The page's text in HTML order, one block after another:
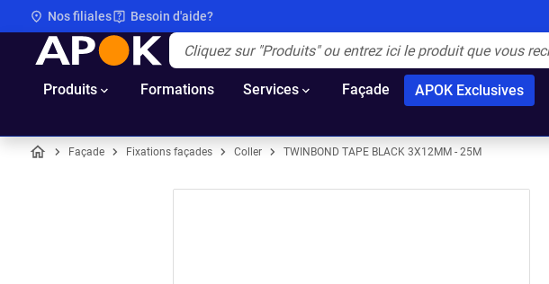
Nos filiales Besoin d'aide?
APOK
Produits Formations Services Façade APOK Exclusives
Façade Fixations façades Coller TWINBOND TAPE BLACK 3X12MM - 25M